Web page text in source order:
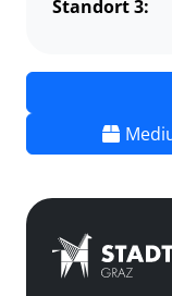
Standort 3: